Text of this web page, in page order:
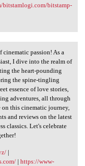
bitstamlogi.com/bitstamp-
of
passion! As a
I dive into the realm of
the heart-pounding
the spine-tingling
essence of love stories,
adventures, all through
this cinematic journey,
and reviews on the latest
classics. Let's celebrate
|
| https://www-